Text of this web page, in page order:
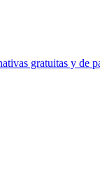
gratuitas y de